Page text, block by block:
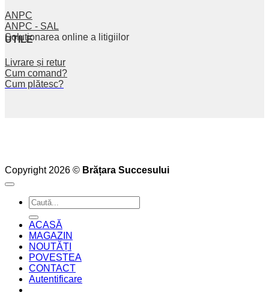
ANPC
ANPC - SAL
Soluționarea online a litigiilor
UTILE
Livrare și retur
Cum comand?
Cum plătesc?
Copyright 2026 © Brățara Succesului
Caută
după:
ACASĂ
MAGAZIN
NOUTĂȚI
POVESTEA
CONTACT
Autentificare